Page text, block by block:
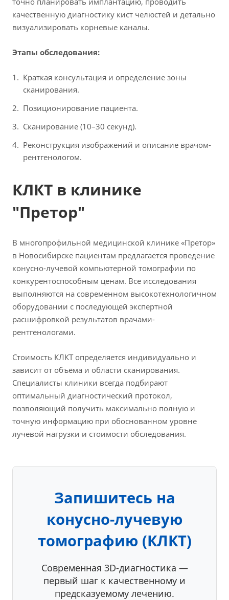
качественную диагностику кист челюстей и детально
визуализировать корневые каналы.
Этапы обследования:
Краткая консультация и определение зоны
сканирования.
Позиционирование пациента.
Сканирование (10–30 секунд).
Реконструкция изображений и описание врачом-
рентгенологом.
КЛКТ в клинике
"Претор"
В многопрофильной медицинской клинике «Претор»
в Новосибирске пациентам предлагается проведение
конусно-лучевой компьютерной томографии по
конкурентоспособным ценам. Все исследования
выполняются на современном высокотехнологичном
оборудовании с последующей экспертной
расшифровкой результатов врачами-
рентгенологами.
Стоимость КЛКТ определяется индивидуально и
зависит от объёма и области сканирования.
Специалисты клиники всегда подбирают
оптимальный диагностический протокол,
позволяющий получить максимально полную и
точную информацию при обоснованном уровне
лучевой нагрузки и стоимости обследования.
Запишитесь на
конусно-лучевую
томографию (КЛКТ)
Современная 3D-диагностика —
первый шаг к качественному и
предсказуемому лечению.